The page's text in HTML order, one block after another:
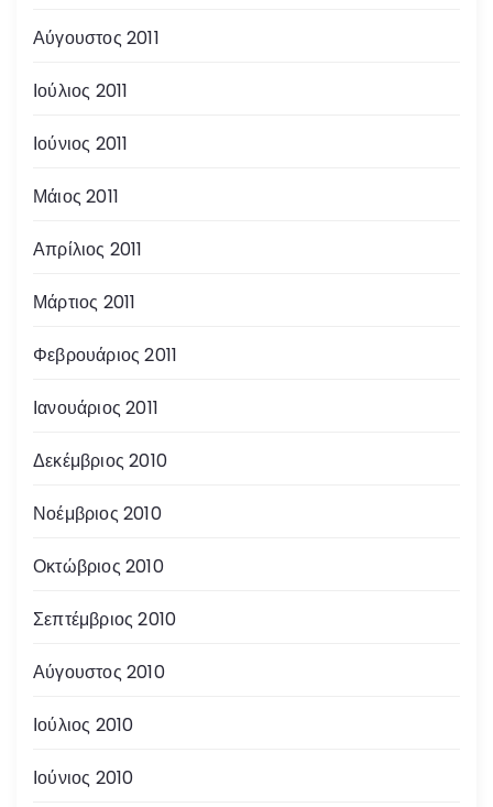
Αύγουστος 2011
Ιούλιος 2011
Ιούνιος 2011
Μάιος 2011
Απρίλιος 2011
Μάρτιος 2011
Φεβρουάριος 2011
Ιανουάριος 2011
Δεκέμβριος 2010
Νοέμβριος 2010
Οκτώβριος 2010
Σεπτέμβριος 2010
Αύγουστος 2010
Ιούλιος 2010
Ιούνιος 2010